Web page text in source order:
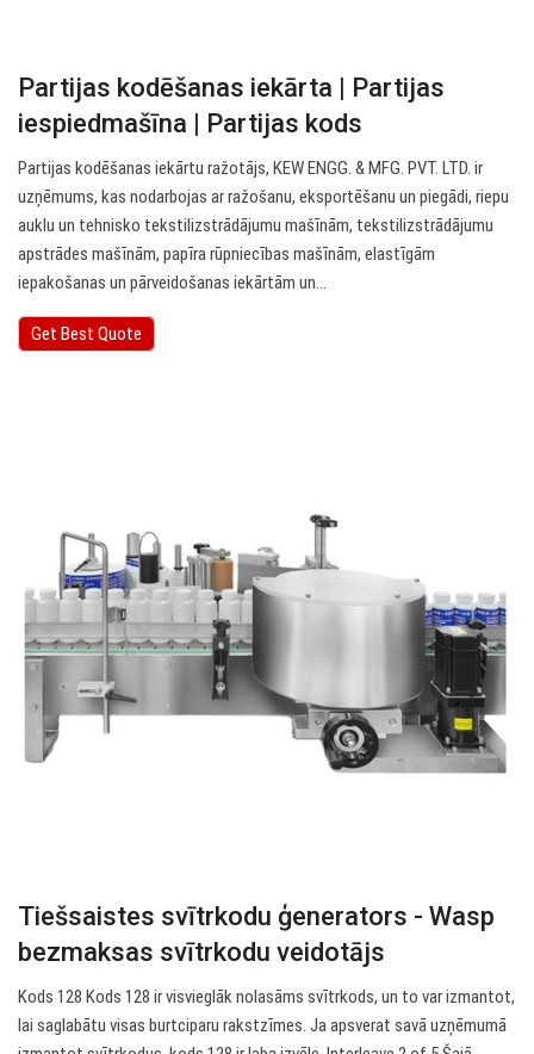
Partijas kodēšanas iekārta | Partijas
iespiedmašīna | Partijas kods
Partijas kodēšanas iekārtu ražotājs, KEW ENGG. & MFG. PVT. LTD. ir
uzņēmums, kas nodarbojas ar ražošanu, eksportēšanu un piegādi, riepu
auklu un tehnisko tekstilizstrādājumu mašīnām, tekstilizstrādājumu
apstrādes mašīnām, papīra rūpniecības mašīnām, elastīgām
iepakošanas un pārveidošanas iekārtām un…
Get Best Quote
Tiešsaistes svītrkodu ģenerators - Wasp
bezmaksas svītrkodu veidotājs
Kods 128 Kods 128 ir visvieglāk nolasāms svītrkods, un to var izmantot,
lai saglabātu visas burtciparu rakstzīmes. Ja apsverat savā uzņēmumā